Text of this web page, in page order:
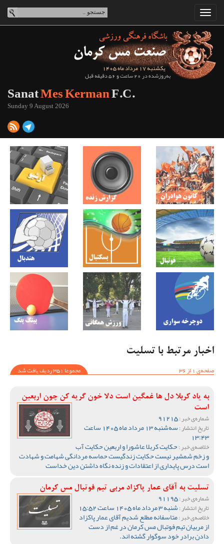
یکشنبه 17 مرداد ماه 1405
به‌روزشده در 20 ساعت و 56 دقیقه قبل
SanatMes KermanF.C.
Sunday 9 August 2026
اخبار مرتبط با تسلیت
صفحه‌ی 1 از 36
مجموعا 351 ردیف یافت شد
به یاد کربلا دل ها غمگین است دلا خون گریه کن چون اربعین
است
شماره‌ی خبر :
تاریخ انتشار : سه‌شنبه 13 مرداد ماه 1405 ساعت
13:43
خلاصه‌ی خبر :حکایت کربلا عاشورا و اربعین حکایت آب
و زخم شمشیر نیست حکایت زندگیست حماسه مردانگی شهامت و شهادت
است درس پایداری از اعتقادات و زنده نگاه داشتن دین خداست
تسلیت به آقای عمار پاکزاد مربی تیم فوتبال مس کرمان
شماره‌ی خبر :
تاریخ انتشار :شنبه 3 مرداد ماه 1405 ساعت 15:52
خلاصه‌ی خبر :متاسفانه مطلع شدیم آقای عمار پاکزاد
از مربیان تیم فوتبال مس کرمان در غم از دست
دادن برادر خود سوگوار گشته اند.